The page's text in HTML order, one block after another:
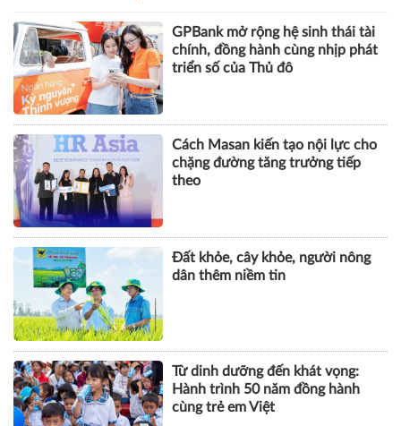
GPBank mở rộng hệ sinh thái tài
chính, đồng hành cùng nhịp phát
triển số của Thủ đô
Cách Masan kiến tạo nội lực cho
chặng đường tăng trưởng tiếp
theo
Đất khỏe, cây khỏe, người nông
dân thêm niềm tin
Từ dinh dưỡng đến khát vọng:
Hành trình 50 năm đồng hành
cùng trẻ em Việt